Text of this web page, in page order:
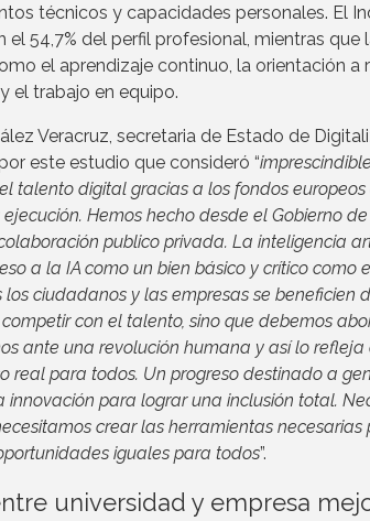
técnicos y capacidades personales. El
el 54,7% del perfil profesional, mientras
el aprendizaje continuo, la orientación
el trabajo en equipo.
Veracruz, secretaria de Estado de
este estudio que consideró “imprescindible
talento digital gracias a los fondos
ejecución. Hemos hecho desde el Gobierno
publico privada. La inteligencia
a la IA como un bien básico y crítico
ciudadanos y las empresas se beneficien
con el talento, sino que debemos
ante una revolución humana y así lo
real para todos. Un progreso destinado a
innovación para lograr una inclusión total.
crear las herramientas
iguales para todos”.
universidad y empresa